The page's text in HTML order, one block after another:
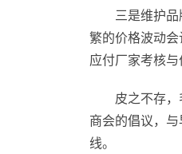
三是维护
繁的价格波动
应付厂家考核
皮之不存
商会的倡议，
线。